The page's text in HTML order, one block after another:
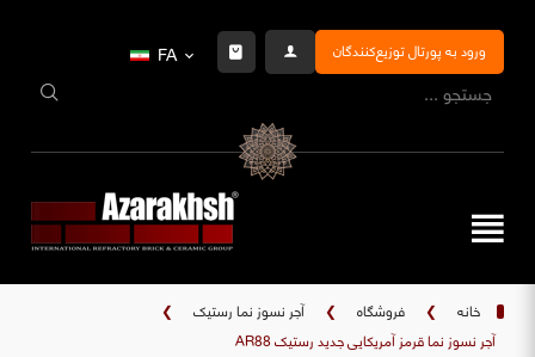
ورود به پورتال توزیع‌کنندگان FA
خانه ❯ فروشگاه ❯ آجر نسوز نما رستیک
❯
آجر نسوز نما قرمز آمریکایی جدید رستیک AR88